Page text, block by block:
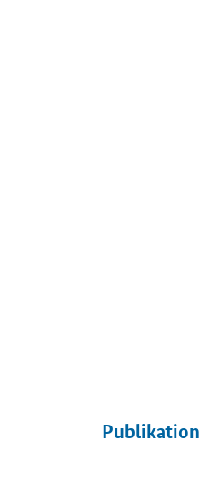
Publikation